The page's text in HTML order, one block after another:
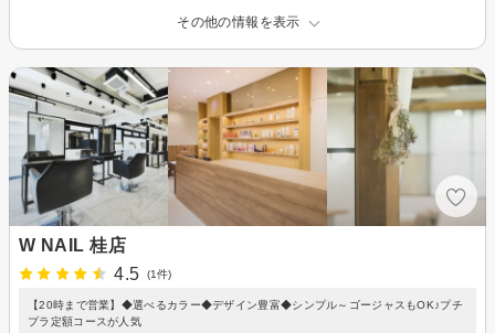
その他の情報を表示
W NAIL 桂店
4.5
(1件)
【20時まで営業】◆選べるカラー◆デザイン豊富◆シンプル～ゴージャスもOK♪プチ
プラ定額コースが人気